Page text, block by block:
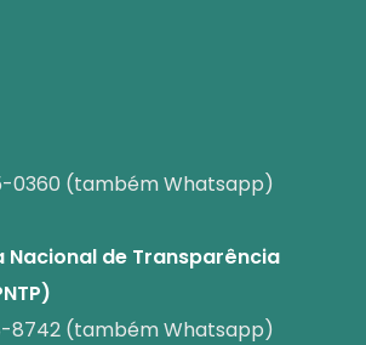
0360 (também Whatsapp)
Nacional de Transparência
8742 (também Whatsapp)